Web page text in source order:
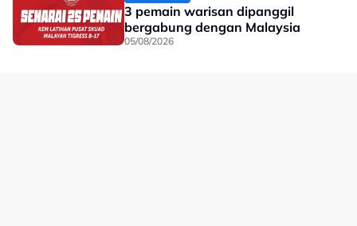
3 pemain warisan dipanggil
bergabung dengan Malaysia
05/08/2026